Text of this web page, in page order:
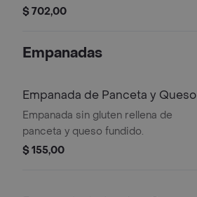
$ 702,00
Empanadas
Empanada de Panceta y Queso
Empanada sin gluten rellena de
panceta y queso fundido.
$ 155,00